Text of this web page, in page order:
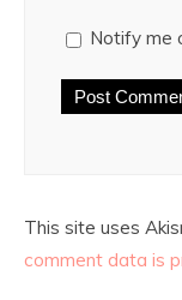
Notify me
This site uses
comment data is